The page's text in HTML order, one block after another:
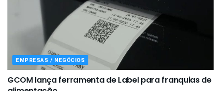
EMPRESAS / NEGÓCIOS
GCOM lança ferramenta de Label para franquias de